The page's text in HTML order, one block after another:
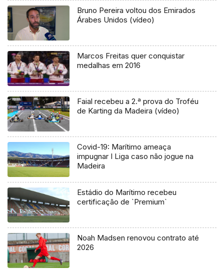
Bruno Pereira voltou dos Emirados
Árabes Unidos (vídeo)
Marcos Freitas quer conquistar
medalhas em 2016
Faial recebeu a 2.ª prova do Troféu
de Karting da Madeira (vídeo)
Covid-19: Marítimo ameaça
impugnar I Liga caso não jogue na
Madeira
Estádio do Marítimo recebeu
certificação de `Premium`
Noah Madsen renovou contrato até
2026